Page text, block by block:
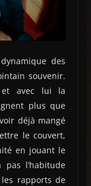
des
souvenir.
et avec lui la
plus que
déjà mangé
le couvert,
en jouant le
l’habitude
rapports de